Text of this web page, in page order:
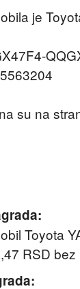
je
su na
Toyota
RSD bez